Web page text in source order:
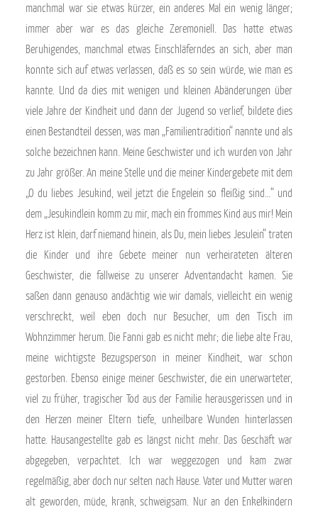
manchmal war sie etwas kürzer, ein anderes Mal ein wenig länger;
immer aber war es das gleiche Zeremoniell. Das hatte etwas
Beruhigendes, manchmal etwas Einschläferndes an sich, aber man
konnte sich auf etwas verlassen, daß es so sein würde, wie man es
kannte. Und da dies mit wenigen und kleinen Abänderungen über
viele Jahre der Kindheit und dann der Jugend so verlief, bildete dies
einen Bestandteil dessen, was man „Familientradition“ nannte und als
solche bezeichnen kann. Meine Geschwister und ich wurden von Jahr
zu Jahr größer. An meine Stelle und die meiner Kindergebete mit dem
„O du liebes Jesukind, weil jetzt die Engelein so fleißig sind…“ und
dem „Jesukindlein komm zu mir, mach ein frommes Kind aus mir! Mein
Herz ist klein, darf niemand hinein, als Du, mein liebes Jesulein“ traten
die Kinder und ihre Gebete meiner nun verheirateten älteren
Geschwister, die fallweise zu unserer Adventandacht kamen. Sie
saßen dann genauso andächtig wie wir damals, vielleicht ein wenig
verschreckt, weil eben doch nur Besucher, um den Tisch im
Wohnzimmer herum. Die Fanni gab es nicht mehr; die liebe alte Frau,
meine wichtigste Bezugsperson in meiner Kindheit, war schon
gestorben. Ebenso einige meiner Geschwister, die ein unerwarteter,
viel zu früher, tragischer Tod aus der Familie herausgerissen und in
den Herzen meiner Eltern tiefe, unheilbare Wunden hinterlassen
hatte. Hausangestellte gab es längst nicht mehr. Das Geschäft war
abgegeben, verpachtet. Ich war weggezogen und kam zwar
regelmäßig, aber doch nur selten nach Hause. Vater und Mutter waren
alt geworden, müde, krank, schweigsam. Nur an den Enkelkindern